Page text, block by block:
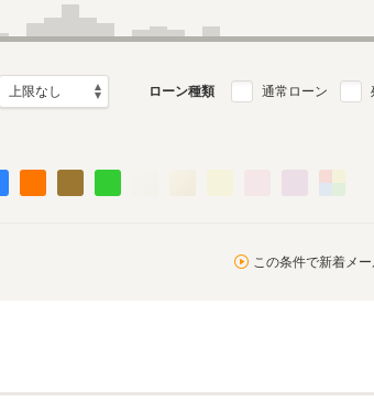
ローン種類 通常ローン
この条件で新着メ